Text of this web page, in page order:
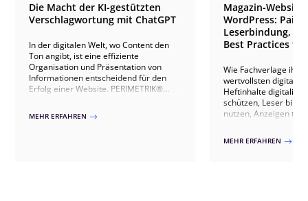
Die Macht der KI-gestützten
Verschlagwortung mit ChatGPT
In der digitalen Welt, wo Content den
Ton angibt, ist eine effiziente
Organisation und Präsentation von
Informationen entscheidend für den
Erfolg einer Website. PERIMETRIK®
Inhaltsverwaltung. Unsere Methode
MEHR ERFAHREN $
Magazin-
WordPress: Paid
Leserbindung,
Best Practices für
Wie Fachverlage ihre
wertvollsten digitalen
Heftinhalte
schützen, Leser
nutzen, Anzeigen
20+ Verlagsprojekten.
MEHR ERFAHREN $